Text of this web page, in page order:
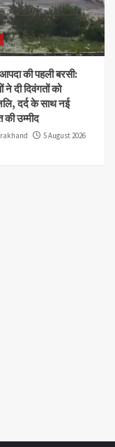
की पहली बरसी:
ने दी दिवंगतों को
दर्द के साथ नई
उम्मीद
5 August 2026